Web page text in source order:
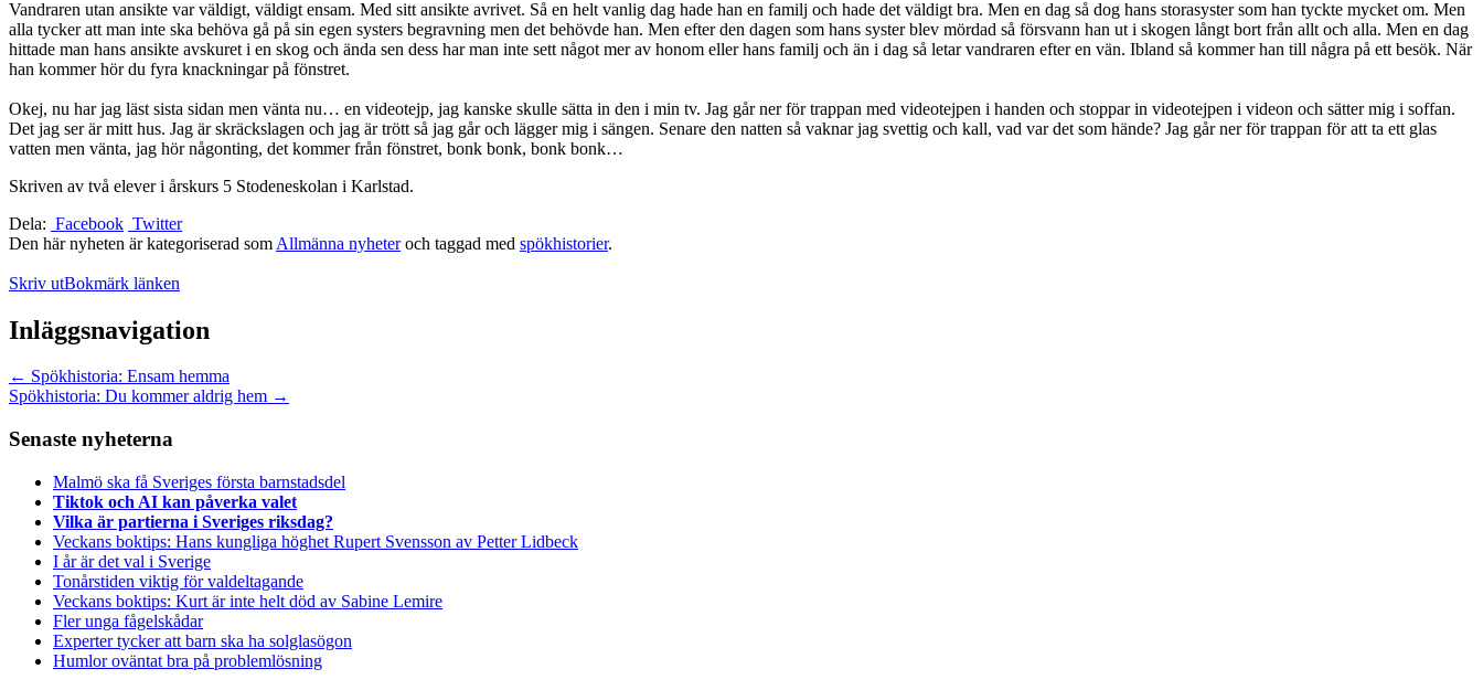
Vandraren utan ansikte var väldigt, väldigt ensam. Med sitt ansikte avrivet. Så en helt vanlig dag hade han en familj och hade det väldigt bra. Men en dag så dog hans storasyster som han tyckte mycket om. Men
alla tycker att man inte ska behöva gå på sin egen systers begravning men det behövde han. Men efter den dagen som hans syster blev mördad så försvann han ut i skogen långt bort från allt och alla. Men en dag
hittade man hans ansikte avskuret i en skog och ända sen dess har man inte sett något mer av honom eller hans familj och än i dag så letar vandraren efter en vän. Ibland så kommer han till några på ett besök. När
han kommer hör du fyra knackningar på fönstret.
Okej, nu har jag läst sista sidan men vänta nu… en videotejp, jag kanske skulle sätta in den i min tv. Jag går ner för trappan med videotejpen i handen och stoppar in videotejpen i videon och sätter mig i soffan.
Det jag ser är mitt hus. Jag är skräckslagen och jag är trött så jag går och lägger mig i sängen. Senare den natten så vaknar jag svettig och kall, vad var det som hände? Jag går ner för trappan för att ta ett glas
vatten men vänta, jag hör någonting, det kommer från fönstret, bonk bonk, bonk bonk…
Skriven av två elever i årskurs 5 Stodeneskolan i Karlstad.
Dela: Facebook Twitter
Den här nyheten är kategoriserad som Allmänna nyheteroch taggad med spökhistorier.
Skriv utBokmärk länken
Inläggsnavigation
← Spökhistoria: Ensam hemma
Spökhistoria: Du kommer aldrig hem →
Senaste nyheterna
Malmö ska få Sveriges första barnstadsdel
Tiktok och AI kan påverka valet
Vilka är partierna i Sveriges riksdag?
Veckans boktips: Hans kungliga höghet Rupert Svensson av Petter Lidbeck
I år är det val i Sverige
Tonårstiden viktig för valdeltagande
Veckans boktips: Kurt är inte helt död av Sabine Lemire
Fler unga fågelskådar
Experter tycker att barn ska ha solglasögon
Humlor oväntat bra på problemlösning